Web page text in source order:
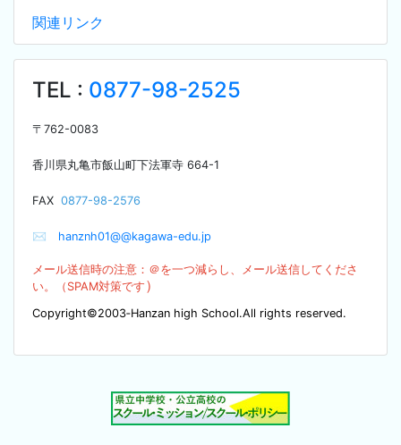
関連リンク
TEL : 0877-98-2525
〒 762-0083
香川県丸亀市飯山町下法軍寺 664-1
FAX 0877-98-2576
✉ hanznh01@@kagawa-edu.jp
メール送信時の注意：＠を一つ減らし、メール送信してくださ
い。（SPAM対策です ）
Copyright©2003‐Hanzan high School.All rights reserved.